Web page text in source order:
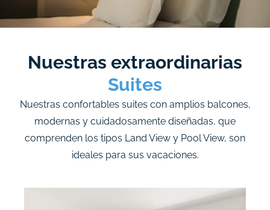
Nuestras extraordinarias
Suites
Nuestras confortables suites con amplios balcones,
modernas y cuidadosamente diseñadas, que
comprenden los tipos Land View y Pool View, son
ideales para sus vacaciones.